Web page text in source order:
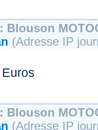
Blouson
(Adresse IP
Blouson
(Adresse IP